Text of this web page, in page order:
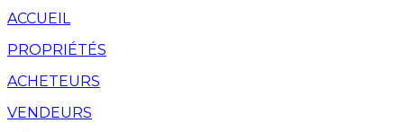
ACCUEIL
PROPRIÉTÉS
ACHETEURS
VENDEURS